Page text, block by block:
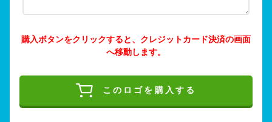
購入ボタンをクリックすると、クレジットカード決済の画面
へ移動します。
このロゴを購入する